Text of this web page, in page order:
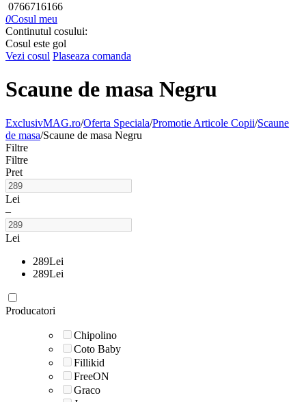
0766716166
0Cosul meu
Continutul cosului:
Cosul este gol
Vezi cosul Plaseaza comanda
Scaune de masa Negru
ExclusivMAG.ro/Oferta Speciala/Promotie Articole Copii/Scaune
de masa/Scaune de masa Negru
Filtre
Filtre
Pret
Lei
–
Lei
289Lei
289Lei
Producatori
Chipolino
Coto Baby
Fillikid
FreeON
Graco